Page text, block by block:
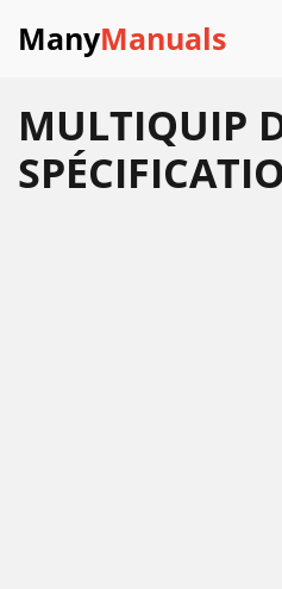
ManyManuals
MULTIQUIP